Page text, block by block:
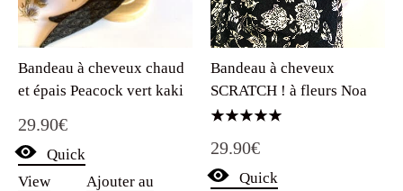
Bandeau à cheveux chaud
et épais Peacock vert kaki
29.90€
Quick
View
Ajouter au
Bandeau à cheveux
SCRATCH ! à fleurs Noa
5.00
sur 5
29.90€
Quick